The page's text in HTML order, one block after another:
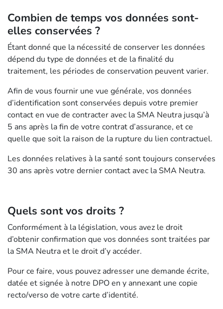
Combien de temps vos données sont-
elles conservées ?
Étant donné que la nécessité de conserver les données
dépend du type de données et de la finalité du
traitement, les périodes de conservation peuvent varier.
Afin de vous fournir une vue générale, vos données
d’identification sont conservées depuis votre premier
contact en vue de contracter avec la SMA Neutra jusqu’à
5 ans après la fin de votre contrat d’assurance, et ce
quelle que soit la raison de la rupture du lien contractuel.
Les données relatives à la santé sont toujours conservées
30 ans après votre dernier contact avec la SMA Neutra.
Quels sont vos droits ?
Conformément à la législation, vous avez le droit
d’obtenir confirmation que vos données sont traitées par
la SMA Neutra et le droit d’y accéder.
Pour ce faire, vous pouvez adresser une demande écrite,
datée et signée à notre DPO en y annexant une copie
recto/verso de votre carte d’identité.